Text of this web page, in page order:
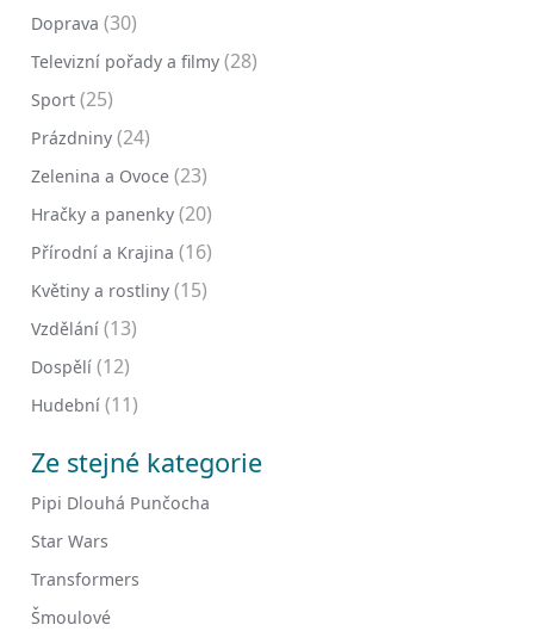
Doprava (30)
Televizní pořady a filmy (28)
Sport (25)
Prázdniny (24)
Zelenina a Ovoce (23)
Hračky a panenky (20)
Přírodní a Krajina (16)
Květiny a rostliny (15)
Vzdělání (13)
Dospělí (12)
Hudební (11)
Ze stejné kategorie
Pipi Dlouhá Punčocha
Star Wars
Transformers
Šmoulové